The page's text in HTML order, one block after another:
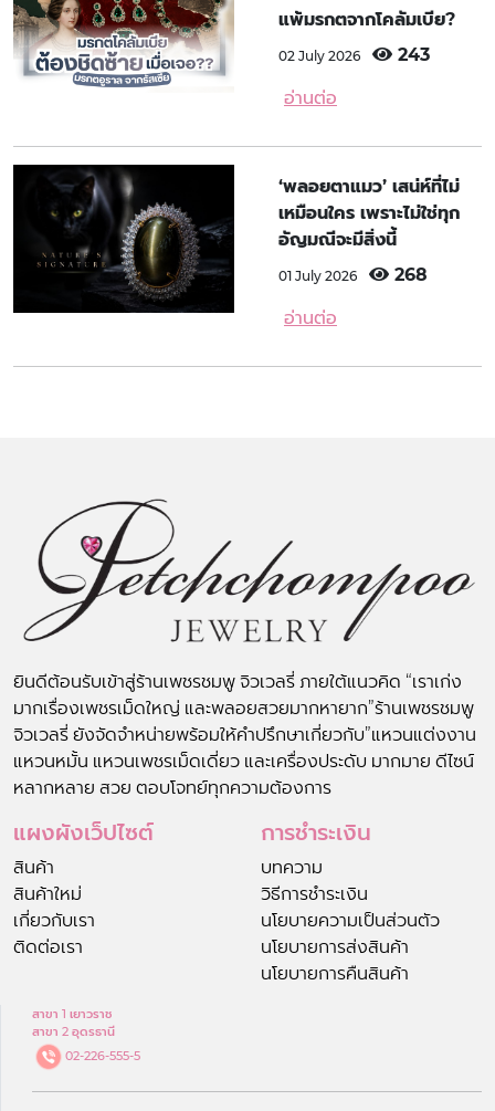
แพ้มรกตจากโคลัมเบีย?
02 July 2026 243
อ่านต่อ
‘พลอยตาแมว’ เสน่ห์ที่ไม่
เหมือนใคร เพราะไม่ใช่ทุก
อัญมณีจะมีสิ่งนี้
01 July 2026 268
อ่านต่อ
ยินดีต้อนรับเข้าสู่ร้านเพชรชมพู จิวเวลรี่ ภายใต้แนวคิด “เราเก่ง
มากเรื่องเพชรเม็ดใหญ่ และพลอยสวยมากหายาก”ร้านเพชรชมพู
จิวเวลรี่ ยังจัดจำหน่ายพร้อมให้คำปรึกษาเกี่ยวกับ”แหวนแต่งงาน
แหวนหมั้น แหวนเพชรเม็ดเดี่ยว และเครื่องประดับ มากมาย ดีไซน์
หลากหลาย สวย ตอบโจทย์ทุกความต้องการ
แผงผังเว็ปไซต์
สินค้า
สินค้าใหม่
เกี่ยวกับเรา
ติดต่อเรา
การชำระเงิน
บทความ
วิธีการชำระเงิน
นโยบายความเป็นส่วนตัว
นโยบายการส่งสินค้า
นโยบายการคืนสินค้า
สาขา 1 เยาวราช
สาขา 2 อุดรธานี
02-226-555-5